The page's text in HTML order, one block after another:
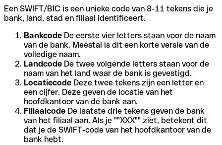
Een SWIFT/BIC is een unieke code van 8-11 tekens die je
bank, land, stad en filiaal identificeert.
Bankcode De eerste vier letters staan voor de naam
van de bank. Meestal is dit een korte versie van de
volledige naam.
Landcode De twee volgende letters staan voor de
naam van het land waar de bank is gevestigd.
Locatiecode Deze twee tekens zijn een letter en
een cijfer. Deze geven de locatie van het
hoofdkantoor van de bank aan.
Filiaalcode De laatste drie tekens geven de bank
van het filiaal aan. Als je ""XXX"" ziet, betekent dit
dat je de SWIFT-code van het hoofdkantoor van de
bank hebt.